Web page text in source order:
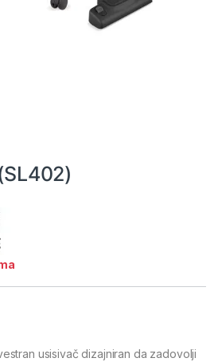
usisivač dizajniran da zadovolji